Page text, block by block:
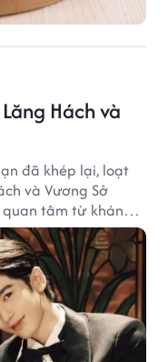
Hách và
đã khép lại, loạt
và Vương Sở
tâm từ khán